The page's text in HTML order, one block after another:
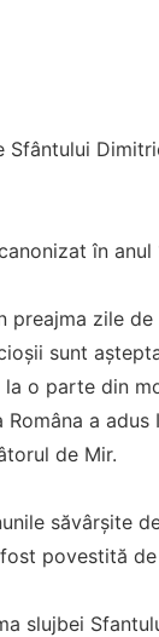
Sfântului
în
preajma zile
sunt
o parte din
Româna a
de Mir.
săvârşite
povestită
slujbei